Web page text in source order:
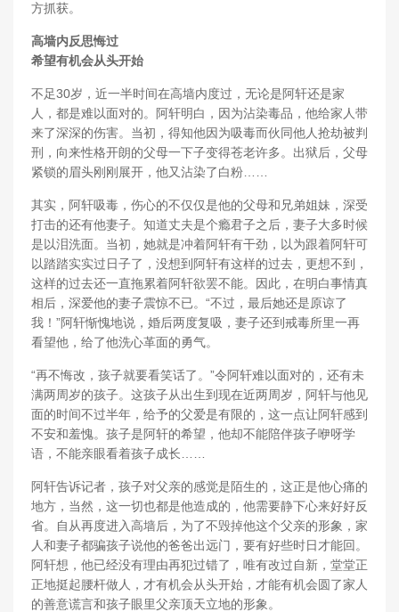
方抓获。
高墙内反思悔过
希望有机会从头开始
不足30岁，近一半时间在高墙内度过，无论是阿轩还是家
人，都是难以面对的。阿轩明白，因为沾染毒品，他给家人带
来了深深的伤害。当初，得知他因为吸毒而伙同他人抢劫被判
刑，向来性格开朗的父母一下子变得苍老许多。出狱后，父母
紧锁的眉头刚刚展开，他又沾染了白粉……
其实，阿轩吸毒，伤心的不仅仅是他的父母和兄弟姐妹，深受
打击的还有他妻子。知道丈夫是个瘾君子之后，妻子大多时候
是以泪洗面。当初，她就是冲着阿轩有干劲，以为跟着阿轩可
以踏踏实实过日子了，没想到阿轩有这样的过去，更想不到，
这样的过去还一直拖累着阿轩欲罢不能。因此，在明白事情真
相后，深爱他的妻子震惊不已。“不过，最后她还是原谅了
我！”阿轩惭愧地说，婚后两度复吸，妻子还到戒毒所里一再
看望他，给了他洗心革面的勇气。
“再不悔改，孩子就要看笑话了。”令阿轩难以面对的，还有未
满两周岁的孩子。这孩子从出生到现在近两周岁，阿轩与他见
面的时间不过半年，给予的父爱是有限的，这一点让阿轩感到
不安和羞愧。孩子是阿轩的希望，他却不能陪伴孩子咿呀学
语，不能亲眼看着孩子成长……
阿轩告诉记者，孩子对父亲的感觉是陌生的，这正是他心痛的
地方，当然，这一切也都是他造成的，他需要静下心来好好反
省。自从再度进入高墙后，为了不毁掉他这个父亲的形象，家
人和妻子都骗孩子说他的爸爸出远门，要有好些时日才能回。
阿轩想，他已经没有理由再犯过错了，唯有改过自新，堂堂正
正地挺起腰杆做人，才有机会从头开始，才能有机会圆了家人
的善意谎言和孩子眼里父亲顶天立地的形象。